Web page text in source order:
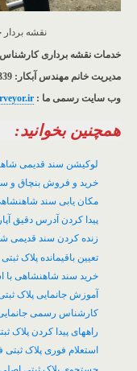
نقشه بردار خانم
خدمات نقشه برداری
مدیریت خانم مهندس آبکار: 09126140339
وب سایت رسمی ما :
همچنین بخوانید:
لوکیشن سند قدیمی
خرید و فروش بنچاق و
مکان یابی سند
پیدا کردن آدرس دقیق
زنده کردن سند قدیمی
تعیین باقیمانده پلاک ثبتی
خرید سند شاهنشاهی با
آموزش جانمایی پلاک
کارشناس رسمی
راههای پیدا کردن پلاک
استعلام فوری پلاک